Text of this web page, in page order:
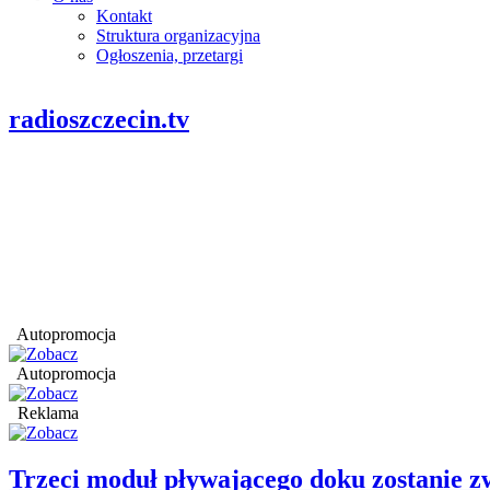
Kontakt
Struktura organizacyjna
Ogłoszenia, przetargi
radioszczecin.tv
Autopromocja
Autopromocja
Reklama
Trzeci moduł pływającego doku zostanie